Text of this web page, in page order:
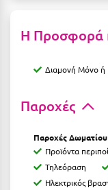
Ελούντα Κρήτης
Εύβοια
Ευρυτανία
Η Προσφορά
Διαμονή Μόνο ή
Παροχές
Παροχές Δωματίου
Προϊόντα
Τηλεόραση
Ηλεκτρικός